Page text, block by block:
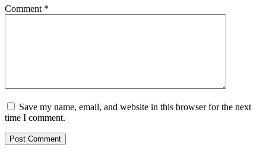
Comment *
Save my name, email, and website in this browser for the next
time I comment.